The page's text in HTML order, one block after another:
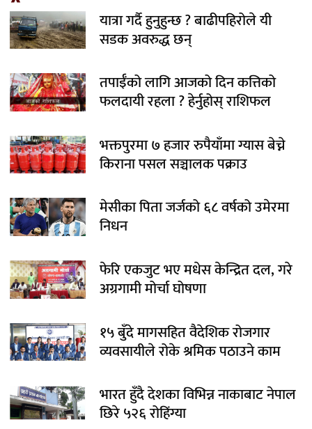
यात्रा गर्दै हुनुहुन्छ ? बाढीपहिरोले यी
सडक अवरुद्ध छन्
तपाईँको लागि आजको दिन कत्तिको
फलदायी रहला ? हेर्नुहोस् राशिफल
भक्तपुरमा ७ हजार रुपैयाँमा ग्यास बेच्ने
किराना पसल सञ्चालक पक्राउ
मेसीका पिता जर्जको ६८ वर्षको उमेरमा
निधन
फेरि एकजुट भए मधेस केन्द्रित दल, गरे
अग्रगामी मोर्चा घोषणा
१५ बुँदे मागसहित वैदेशिक रोजगार
व्यवसायीले रोके श्रमिक पठाउने काम
भारत हुँदै देशका विभिन्न नाकाबाट नेपाल
छिरे ५२६ रोहिंग्या